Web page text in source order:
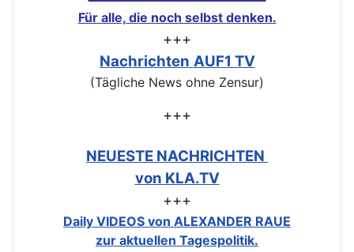
Für alle, die noch selbst denken.
+++
Nachrichten AUF1 TV
(Tägliche News ohne Zensur)
+++
NEUESTE NACHRICHTEN
von KLA.TV
+++
Daily VIDEOS von ALEXANDER RAUE
zur aktuellen Tagespolitik.